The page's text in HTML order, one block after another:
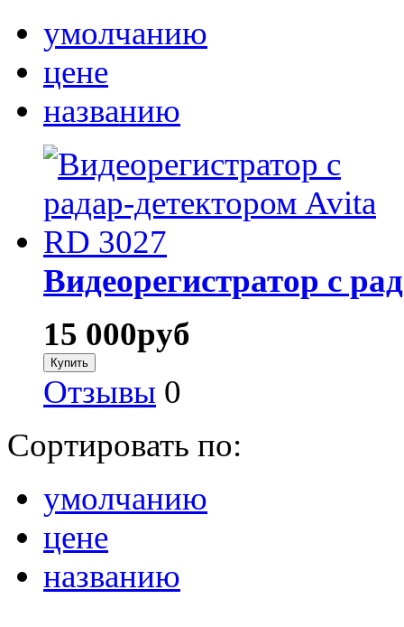
умолчанию
цене
названию
Видеорегистратор с
15 000руб
Отзывы 0
Сортировать по:
умолчанию
цене
названию